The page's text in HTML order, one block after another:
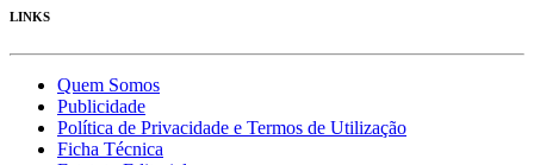
LINKS
Quem Somos
Publicidade
Política de Privacidade e Termos de Utilização
Ficha Técnica